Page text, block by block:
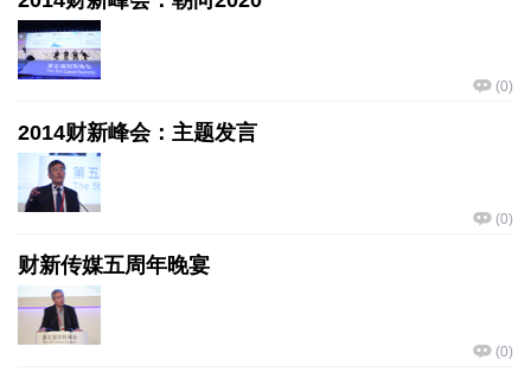
(0)
2014财新峰会：主题发言
(0)
财新传媒五周年晚宴
(0)